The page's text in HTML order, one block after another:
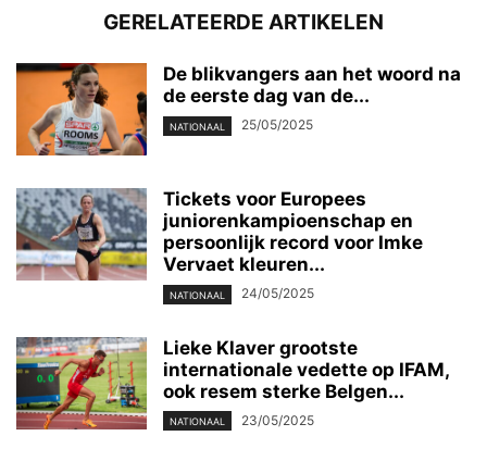
GERELATEERDE ARTIKELEN
De blikvangers aan het woord na
de eerste dag van de...
NATIONAAL 25/05/2025
Tickets voor Europees
juniorenkampioenschap en
persoonlijk record voor Imke
Vervaet kleuren...
NATIONAAL 24/05/2025
Lieke Klaver grootste
internationale vedette op IFAM,
ook resem sterke Belgen...
NATIONAAL 23/05/2025